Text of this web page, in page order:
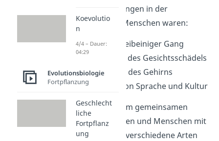
Wichtige Anpassungen in der
Entwicklung des Menschen waren:
aufrechter zweibeiniger Gang
Verkleinerung des Gesichtsschädels
Vergrößerung des Gehirns
Entwicklung von Sprache und Kultur
So hat sich aus dem gemeinsamen
Vorfahren von Affen und Menschen mit
der Zeit und über verschiedene Arten
Koevolutio
n
4/4 – Dauer:
04:29
Evolutionsbiologie
Fortpflanzung
Geschlecht
liche
Fortpflanz
ung